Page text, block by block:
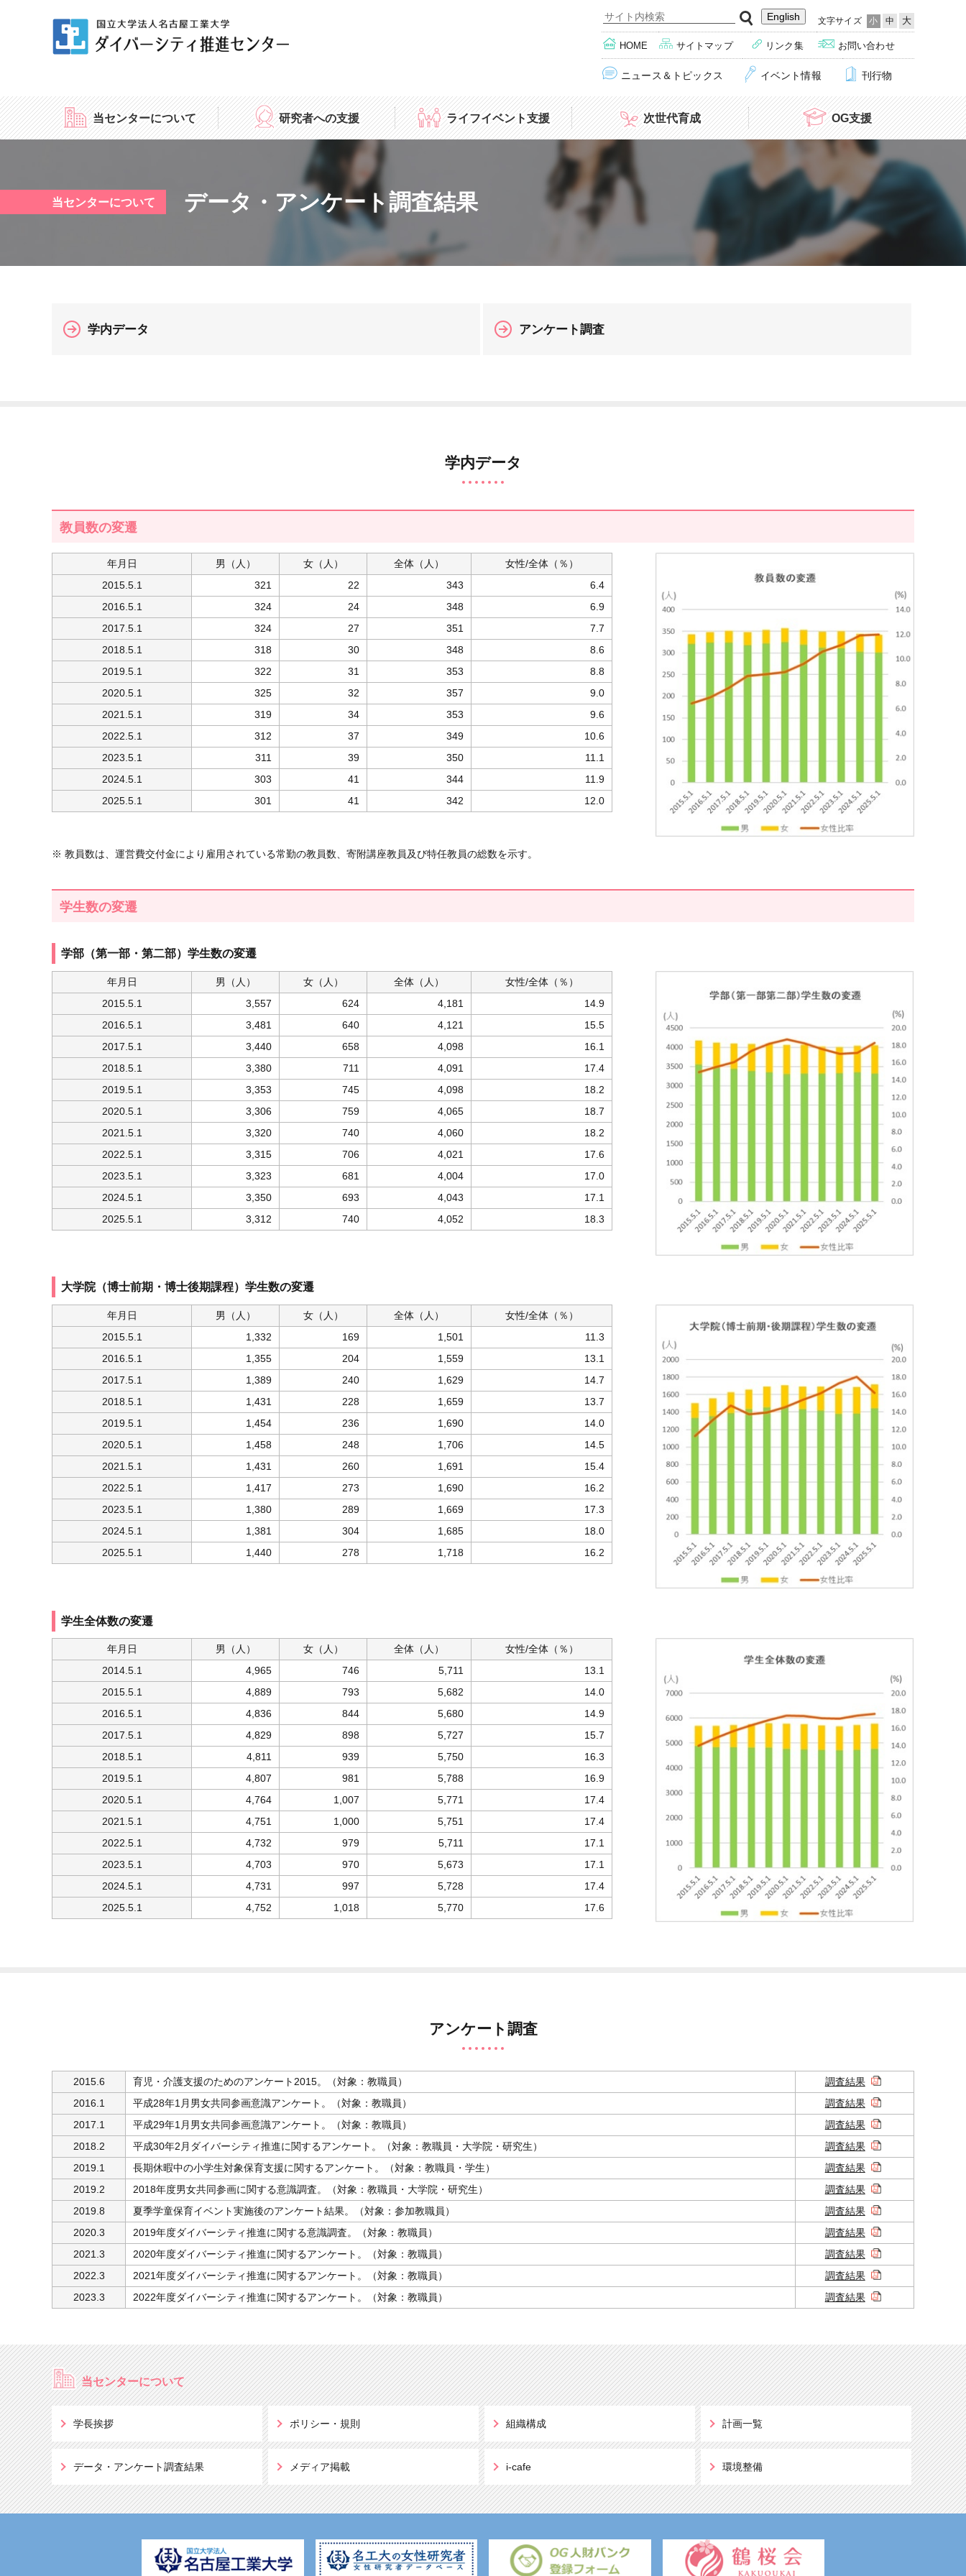
English 文字サイズ 小 中 大
HOME サイトマップ リンク集 お問い合わせ
ニュース＆トピックス イベント情報 刊行物
当センターについて 研究者への支援
（名工大の女性研究者）
ライフイベント支援 次世代育成
モノづくりチャレンジ
OG支援
当センターについて データ・アンケート調査結果
学内データ アンケート調査
学内データ
教員数の変遷
年月日 男 （人） 女（人） 全体 （人） 女性/全体（％）
2015.5.1
321 22 343
6.4
2016.5.1
324 24 348
6.9
2017.5.1
324 27 351
7.7
2018.5.1
318 30 348
8.6
2019.5.1
322 31 353
8.8
2020.5.1
325 32 357
9.0
2021.5.1
319 34 353
9.6
2022.5.1
312 37 349
10.6
2023.5.1
311 39 350
11.1
2024.5.1
303 41 344
11.9
2025.5.1
301 41 342 12.0
※ 教員数は、運営費交付金により雇用されている常勤の教員数、寄附講座教員及び特任教員の総数を示す。
学生数の変遷
学部（第一部・第二部）学生数の変遷
年月日 男 （人） 女（人） 全体 （人） 女性/全体（％）
2015.5.1
3,557 624 4,181
14.9
2016.5.1
3,481 640 4,121
15.5
2017.5.1
3,440 658 4,098
16.1
2018.5.1
3,380 711 4,091
17.4
2019.5.1
3,353 745 4,098
18.2
2020.5.1
3,306 759 4,065
18.7
2021.5.1
3,320 740 4,060
18.2
2022.5.1
3,315 706 4,021
17.6
2023.5.1
3,323 681 4,004
17.0
2024.5.1
3,350 693 4,043
17.1
2025.5.1
3,312 740 4,052 18.3
大学院（博士前期・博士後期課程）学生数の変遷
年月日 男 （人） 女（人） 全体 （人） 女性/全体（％）
2015.5.1
1,332 169 1,501
11.3
2016.5.1
1,355 204 1,559
13.1
2017.5.1
1,389 240 1,629
14.7
2018.5.1
1,431 228 1,659
13.7
2019.5.1
1,454 236 1,690
14.0
2020.5.1
1,458 248 1,706
14.5
2021.5.1
1,431 260 1,691
15.4
2022.5.1
1,417 273 1,690
16.2
2023.5.1
1,380 289 1,669
17.3
2024.5.1
1,381 304 1,685
18.0
2025.5.1
1,440 278 1,718 16.2
学生全体数の変遷
年月日 男 （人） 女（人） 全体 （人） 女性/全体（％）
2014.5.1
4,965 746 5,711
13.1
2015.5.1
4,889 793 5,682
14.0
2016.5.1
4,836 844 5,680
14.9
2017.5.1
4,829 898 5,727
15.7
2018.5.1
4,811 939 5,750
16.3
2019.5.1
4,807 981 5,788
16.9
2020.5.1
4,764 1,007 5,771
17.4
2021.5.1
4,751 1,000 5,751
17.4
2022.5.1
4,732 979 5,711
17.1
2023.5.1
4,703 970 5,673
17.1
2024.5.1
4,731 997 5,728
17.4
2025.5.1
4,752 1,018 5,770 17.6
アンケート調査
2015.6 育児・介護支援のためのアンケート2015。（対象：教職員）
調査結果
2016.1
平成28年1月男女共同参画意識アンケート。（対象：教職員）
調査結果
2017.1
平成29年1月男女共同参画意識アンケート。（対象：教職員）
調査結果
2018.2
平成30年2月ダイバーシティ推進に関するアンケート。（対象：教職員・大学院・研究生）
調査結果
2019.1
長期休暇中の小学生対象保育支援に関するアンケート。（対象：教職員・学生）
調査結果
2019.2
2018年度男女共同参画に関する意識調査。（対象：教職員・大学院・研究生）
調査結果
2019.8
夏季学童保育イベント実施後のアンケート結果。（対象：参加教職員）
調査結果
2020.3
2019年度ダイバーシティ推進に関する意識調査。（対象：教職員）
調査結果
2021.3
2020年度ダイバーシティ推進に関するアンケート。（対象：教職員）
調査結果
2022.3
2021年度ダイバーシティ推進に関するアンケート。（対象：教職員）
調査結果
2023.3
2022年度ダイバーシティ推進に関するアンケート。（対象：教職員） 調査結果
当センターについて
学長挨拶 ポリシー・規則 組織構成 計画一覧
データ・アンケート調査結果 メディア掲載 i-cafe 環境整備